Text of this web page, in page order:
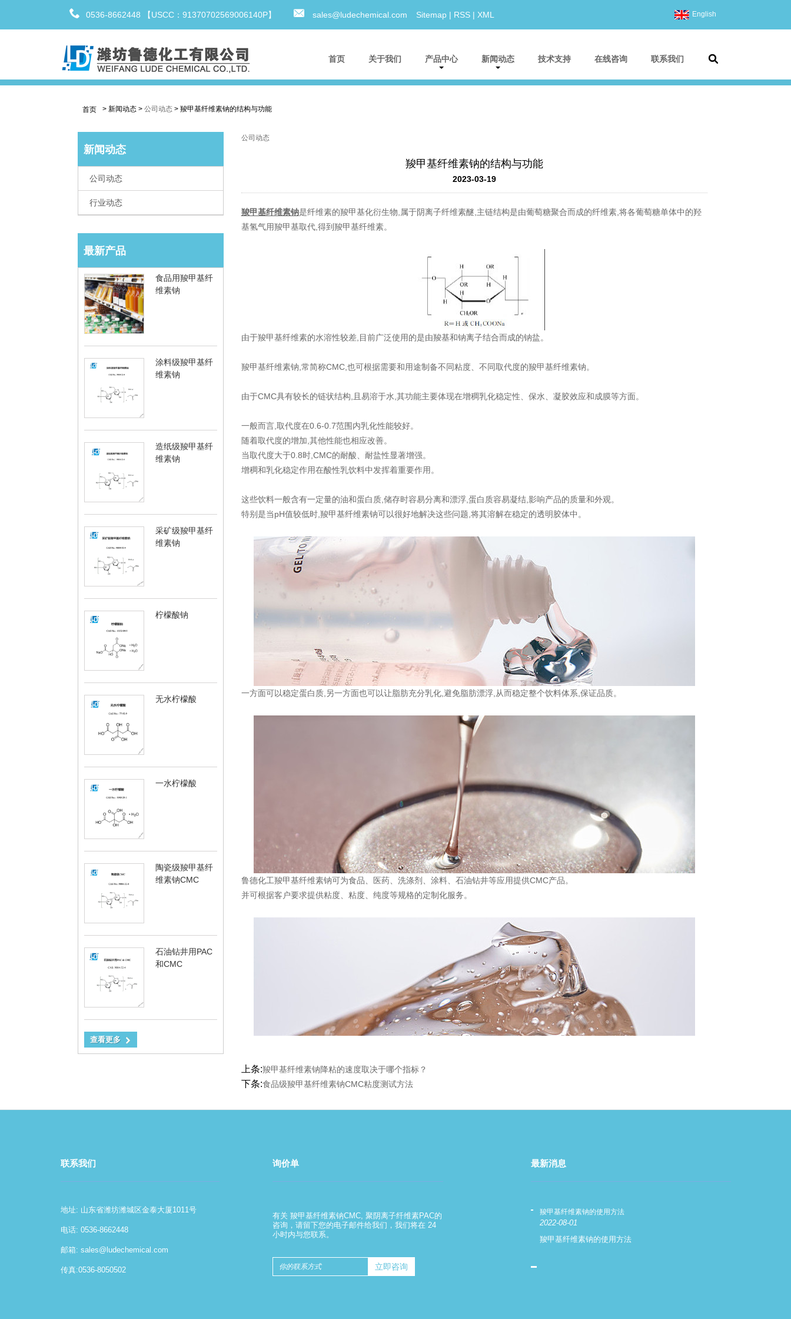
English
0536-8662448 【USCC：91370702569006140P】 sales@ludechemical.com Sitemap| RSS| XML
首页 关于我们 产品中心 新闻动态 技术支持 在线咨询 联系我们
首页 > 新闻动态 > 公司动态 > 羧甲基纤维素钠的结构与功能
新闻动态
公司动态
行业动态
最新产品
食品用羧甲基纤
维素钠
涂料级羧甲基纤
维素钠
造纸级羧甲基纤
维素钠
采矿级羧甲基纤
维素钠
柠檬酸钠
无水柠檬酸
一水柠檬酸
陶瓷级羧甲基纤
维素钠CMC
石油钻井用PAC
和CMC
查看更多
公司动态
羧甲基纤维素钠的结构与功能
2023-03-19
羧甲基纤维素钠是纤维素的羧甲基化衍生物,属于阴离子纤维素醚,主链结构是由葡萄糖聚合而成的纤维素,将各葡萄糖单体中的羟
基氢气用羧甲基取代,得到羧甲基纤维素。
由于羧甲基纤维素的水溶性较差,目前广泛使用的是由羧基和钠离子结合而成的钠盐。
羧甲基纤维素钠,常简称CMC,也可根据需要和用途制备不同粘度、不同取代度的羧甲基纤维素钠。
由于CMC具有较长的链状结构,且易溶于水,其功能主要体现在增稠乳化稳定性、保水、凝胶效应和成膜等方面。
一般而言,取代度在0.6-0.7范围内乳化性能较好。
随着取代度的增加,其他性能也相应改善。
当取代度大于0.8时,CMC的耐酸、耐盐性显著增强。
增稠和乳化稳定作用在酸性乳饮料中发挥着重要作用。
这些饮料一般含有一定量的油和蛋白质,储存时容易分离和漂浮,蛋白质容易凝结,影响产品的质量和外观。
特别是当pH值较低时,羧甲基纤维素钠可以很好地解决这些问题,将其溶解在稳定的透明胶体中。
一方面可以稳定蛋白质,另一方面也可以让脂肪充分乳化,避免脂肪漂浮,从而稳定整个饮料体系,保证品质。
鲁德化工羧甲基纤维素钠可为食品、医药、洗涤剂、涂料、石油钻井等应用提供CMC产品。
并可根据客户要求提供粘度、粘度、纯度等规格的定制化服务。
上条:羧甲基纤维素钠降粘的速度取决于哪个指标？
下条:食品级羧甲基纤维素钠CMC粘度测试方法
联系我们
地址: 山东省潍坊潍城区金泰大厦1011号
电话: 0536-8662448
邮箱: sales@ludechemical.com
传真:0536-8050502
询价单
有关 羧甲基纤维素钠CMC, 聚阴离子纤维素PAC的
咨询，请留下您的电子邮件给我们，我们将在 24
小时内与您联系。
最新消息
羧甲基纤维素钠的使用方法
2022-08-01
羧甲基纤维素钠的使用方法
2022-08-01
羧甲基纤维素钠的使用方法